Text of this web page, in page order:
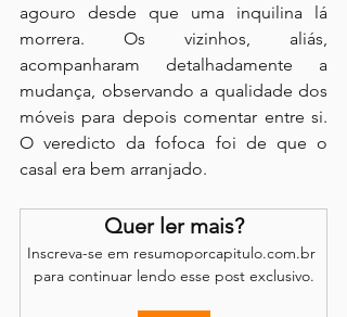
agouro desde que uma inquilina lá
morrera. Os vizinhos, aliás,
acompanharam detalhadamente a
mudança, observando a qualidade dos
móveis para depois comentar entre si.
O veredicto da fofoca foi de que o
casal era bem arranjado.
Quer ler mais?
Inscreva-se em resumoporcapitulo.com.br
para continuar lendo esse post exclusivo.